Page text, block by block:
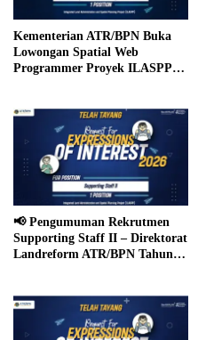
Kementerian ATR/BPN Buka
Lowongan Spatial Web
Programmer Proyek ILASPP
📢 Pengumuman Rekrutmen
Supporting Staff II – Direktorat
Landreform ATR/BPN Tahun